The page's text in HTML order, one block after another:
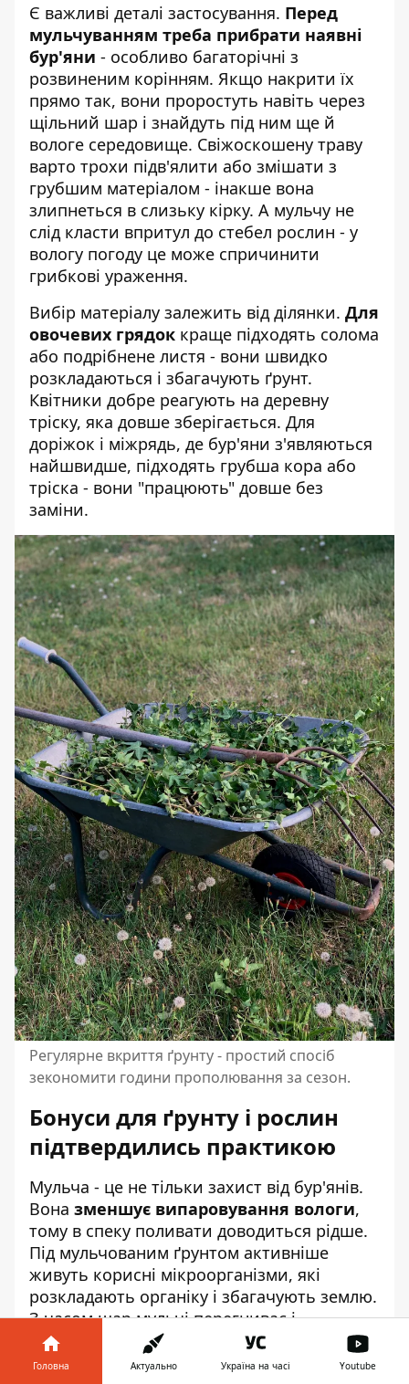
Є важливі деталі застосування. Перед
мульчуванням треба прибрати наявні
бур'яни - особливо багаторічні з
розвиненим корінням. Якщо накрити їх
прямо так, вони проростуть навіть через
щільний шар і знайдуть під ним ще й
вологе середовище. Свіжоскошену траву
варто трохи підв'ялити або змішати з
грубшим матеріалом - інакше вона
злипнеться в слизьку кірку. А мульчу не
слід класти впритул до стебел рослин - у
вологу погоду це може спричинити
грибкові ураження.
Вибір матеріалу залежить від ділянки. Для
овочевих грядок краще підходять солома
або подрібнене листя - вони швидко
розкладаються і збагачують ґрунт.
Квітники добре реагують на деревну
тріску, яка довше зберігається. Для
доріжок і міжрядь, де бур'яни з'являються
найшвидше, підходять грубша кора або
тріска - вони "працюють" довше без
заміни.
Регулярне вкриття ґрунту - простий спосіб
зекономити години прополювання за сезон.
Бонуси для ґрунту і рослин
підтвердились практикою
Мульча - це не тільки захист від бур'янів.
Вона зменшує випаровування вологи,
тому в спеку поливати доводиться рідше.
Під мульчованим ґрунтом активніше
живуть корисні мікроорганізми, які
розкладають органіку і збагачують землю.
З часом шар мульчі перегниває і
перетворюється на добриво - ґрунт стає
родючішим без жодних додаткових
Головна Актуально Україна на часі Youtube